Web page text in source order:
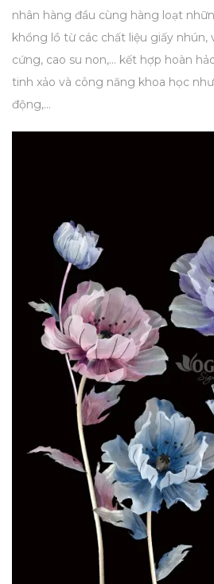
nhân hàng đầu cùng hàng loạt
khổng lồ từ các chất liệu giấy nhún,
cứng, cao su non,... kết hợp hoàn
tinh xảo và công năng khoa học
động,...